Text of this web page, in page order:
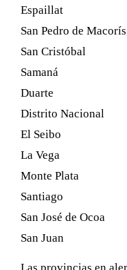
Espaillat
San Pedro de Macorís
San Cristóbal
Samaná
Duarte
Distrito Nacional
El Seibo
La Vega
Monte Plata
Santiago
San José de Ocoa
San Juan